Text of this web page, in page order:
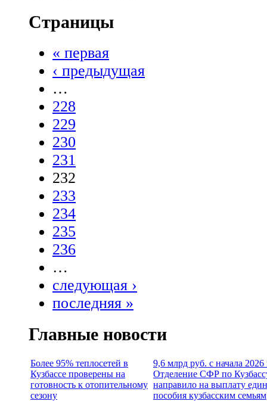
Страницы
« первая
‹ предыдущая
…
228
229
230
231
232
233
234
235
236
…
следующая ›
последняя »
Главные новости
Более 95% теплосетей в
Кузбассе проверены на
готовность к отопительному
сезону
9,6 млрд руб. с начала 2026
Отделение СФР по
направило на выплату
пособия кузбасским семьям